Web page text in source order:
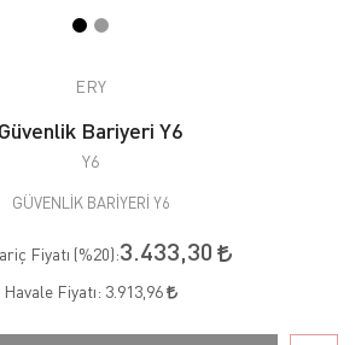
ERY
Güvenlik Bariyeri Y6
Y6
GÜVENLİK BARİYERİ Y6
Fiyatı (%20):3.433,30
Havale Fiyatı: 3.913,96